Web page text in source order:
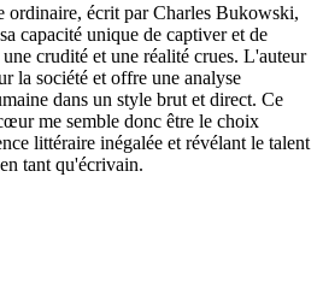
ordinaire, écrit par Charles Bukowski,
capacité unique de captiver et de
crudité et une réalité crues. L'auteur
la société et offre une analyse
dans un style brut et direct. Ce
me semble donc être le choix
littéraire inégalée et révélant le talent
tant qu'écrivain.